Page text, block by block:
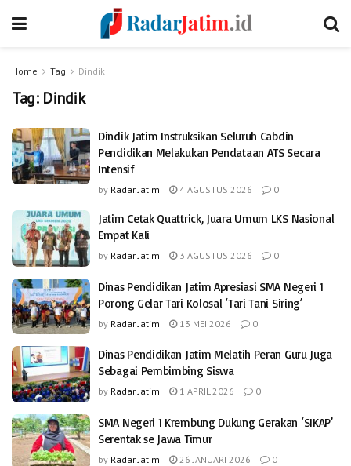
Home Tag Dindik
Tag: Dindik
Dindik Jatim Instruksikan Seluruh Cabdin
Pendidikan Melakukan Pendataan ATS Secara
Intensif
by Radar Jatim 4 AGUSTUS 2026 0
Jatim Cetak Quattrick, Juara Umum LKS Nasional
Empat Kali
by Radar Jatim 3 AGUSTUS 2026 0
Dinas Pendidikan Jatim Apresiasi SMA Negeri 1
Porong Gelar Tari Kolosal ‘Tari Tani Siring’
by Radar Jatim 13 MEI 2026 0
Dinas Pendidikan Jatim Melatih Peran Guru Juga
Sebagai Pembimbing Siswa
by Radar Jatim 1 APRIL 2026 0
SMA Negeri 1 Krembung Dukung Gerakan ‘SIKAP’
Serentak se Jawa Timur
by Radar Jatim 26 JANUARI 2026 0